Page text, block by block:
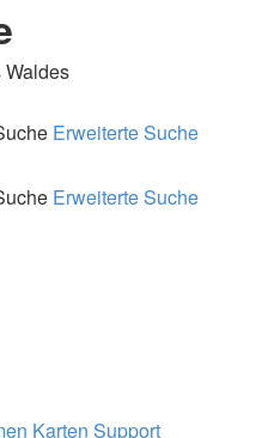
Waldes
Erweiterte Suche
Erweiterte Suche
Karten Support